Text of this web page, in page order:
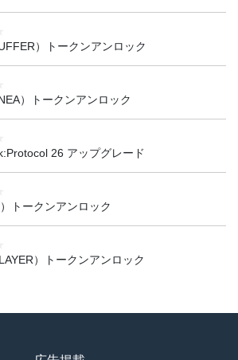
）トークンアンロック
）トークンアンロック
26 アップグレード
トークンアンロック
）トークンアンロック